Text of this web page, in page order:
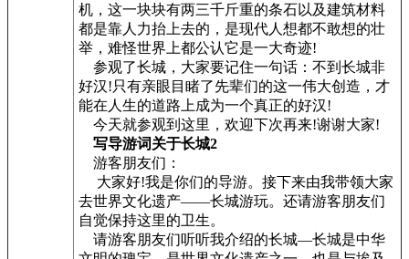
机，这一块块有两三千斤重的条石以及建筑材料
都是靠人力抬上去的，是现代人想都不敢想的壮
举，难怪世界上都公认它是一大奇迹!
参观了长城，大家要记住一句话：不到长城非
好汉!只有亲眼目睹了先辈们的这一伟大创造，才
能在人生的道路上成为一个真正的好汉!
今天就参观到这里，欢迎下次再来!谢谢大家!
写导游词关于长城2
游客朋友们：
大家好!我是你们的导游。接下来由我带领大家
去世界文化遗产——长城游玩。还请游客朋友们
自觉保持这里的卫生。
请游客朋友们听听我介绍的长城—长城是中华